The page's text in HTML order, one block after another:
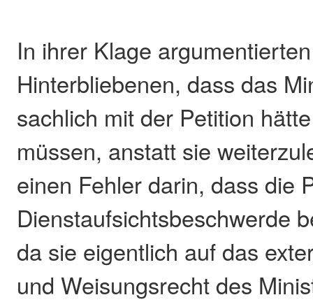
In ihrer Klage
Hinterbliebenen, dass das
sachlich mit der Petition
müssen, anstatt sie
einen Fehler darin, dass die
Dienstaufsichtsbeschwerde
da sie eigentlich auf das
und Weisungsrecht des